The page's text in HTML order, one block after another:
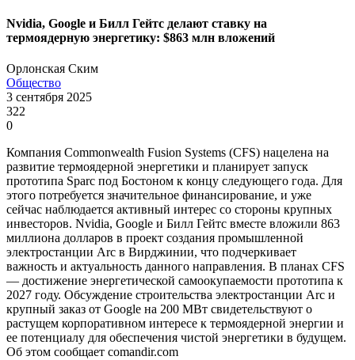
Nvidia, Google и Билл Гейтс делают ставку на
термоядерную энергетику: $863 млн вложений
Орлонская Ским
Общество
3 сентября 2025
322
0
Компания Commonwealth Fusion Systems (CFS) нацелена на
развитие термоядерной энергетики и планирует запуск
прототипа Sparc под Бостоном к концу следующего года. Для
этого потребуется значительное финансирование, и уже
сейчас наблюдается активный интерес со стороны крупных
инвесторов. Nvidia, Google и Билл Гейтс вместе вложили 863
миллиона долларов в проект создания промышленной
электростанции Arc в Вирджинии, что подчеркивает
важность и актуальность данного направления. В планах CFS
— достижение энергетической самоокупаемости прототипа к
2027 году. Обсуждение строительства электростанции Arc и
крупный заказ от Google на 200 МВт свидетельствуют о
растущем корпоративном интересе к термоядерной энергии и
ее потенциалу для обеспечения чистой энергетики в будущем.
Об этом сообщает comandir.com